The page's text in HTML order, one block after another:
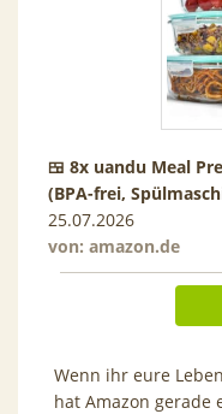
🍱 8x uandu Meal
(BPA-frei,
25.07.2026
von: amazon.de
Wenn ihr eure
hat Amazon gerade